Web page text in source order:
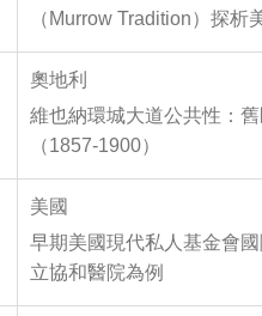
（Murrow Tradition）探析
奧地利
維也納環城大道公共性：
（1857-1900）
美國
早期美國現代私人基金會
立協和醫院為例